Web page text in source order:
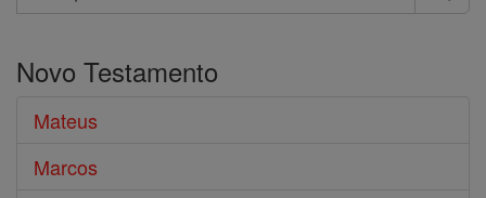
Pesquisar
Bíblia
Novo Testamento
Mateus
Marcos